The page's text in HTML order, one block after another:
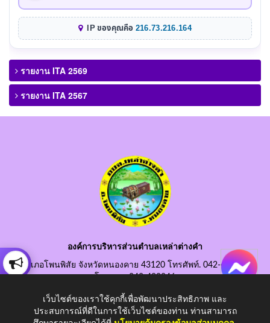
IP ของคุณคือ 216.73.216.164
รายงาน ITA 2569
รายงาน ITA 2567
องค์การบริหารส่วนตำบลเหล่าต่างคำ
อำเภอโพนพิสัย จังหวัดหนองคาย 43120 โทรศัพท์. 042-490845
โทรสาร. 042-490846
อีเมลกลาง. saraban@laotangkham.go.th
เว็บไซต์ของเราใช้คุกกี้เพื่อพัฒนาประสิทธิภาพ และ
ประสบการณ์ที่ดีในการใช้เว็บไซต์ของท่าน ท่านสามารถ